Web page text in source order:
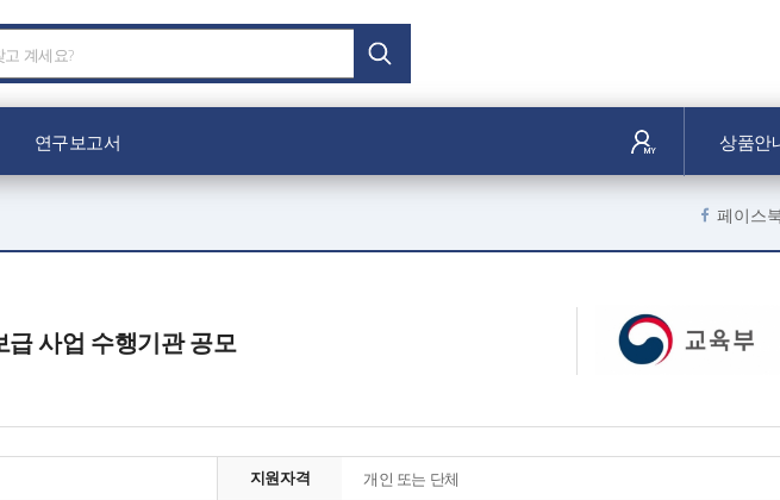
연구보고서 상품안
페이스
사업 수행기관 공모
지원자격
개인 또는 단체